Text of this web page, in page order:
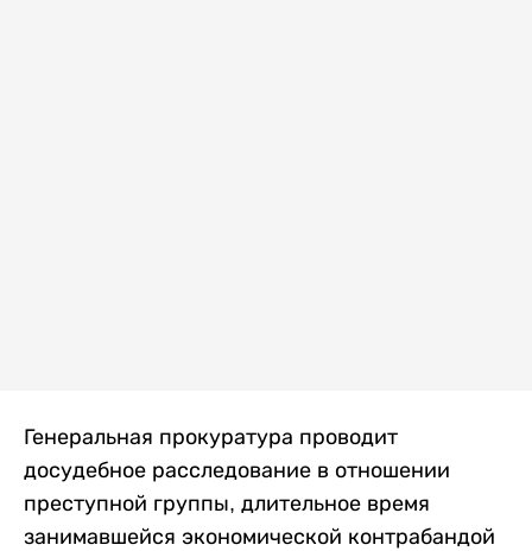
Генеральная прокуратура проводит
досудебное расследование в отношении
преступной группы, длительное время
занимавшейся экономической контрабандой